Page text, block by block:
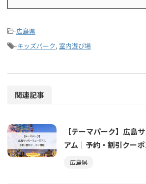
-広島県
-キッズパーク, 室内遊び場
関連記事
【テーマパーク】広島
アム｜予約・割引クー
広島県